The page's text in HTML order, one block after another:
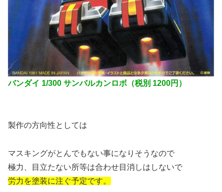
バンダイ 1/300 サンバルカンロボ（税別 1200円）
製作の方向性としては
マスキングがとんでもない事になりそうなので
極力、目立たない所等は合わせ目消しはしないで
労力を塗装に注ぐ予定です。